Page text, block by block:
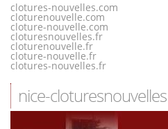
clotures-nouvelles.com
cloturenouvelle.com
cloture-nouvelle.com
cloturesnouvelles.fr
cloturenouvelle.fr
cloture-nouvelle.fr
clotures-nouvelles.fr
nice-cloturesnouvelles